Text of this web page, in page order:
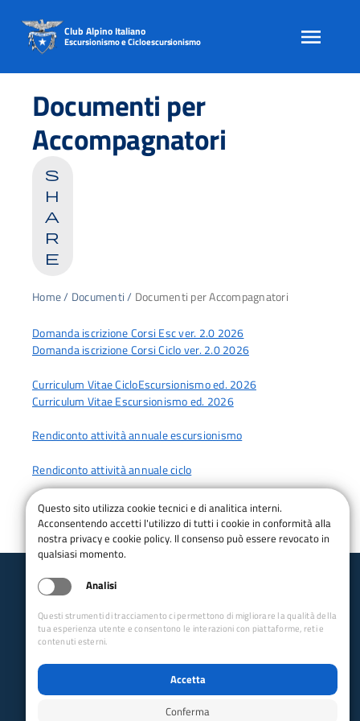
content
Club Alpino Italiano
Escursionismo e Cicloescursionismo
Documenti per
Accompagnatori
s
h
a
r
e
Home/ Documenti/ Documenti per Accompagnatori
Domanda iscrizione Corsi Esc ver. 2.0 2026
Domanda iscrizione Corsi Ciclo ver. 2.0 2026
Curriculum Vitae CicloEscursionismo ed. 2026
Curriculum Vitae Escursionismo ed. 2026
Rendiconto attività annuale escursionismo
Rendiconto attività annuale ciclo
Escursionismo e Cicloescursionismo
email:
Collegamenti Rapidi
Club Alpino Italiano
Accesso Operatori
Questo sito utilizza cookie tecnici e di analitica interni.
Acconsentendo accetti l'utilizzo di tutti i cookie in conformità alla
nostra privacy e cookie policy. Il consenso può essere revocato in
qualsiasi momento.
Analisi
Questi strumenti di tracciamento ci permettono di migliorare la qualità della
tua esperienza utente e consentono le interazioni con piattaforme, reti e
contenuti esterni.
Accetta
Conferma